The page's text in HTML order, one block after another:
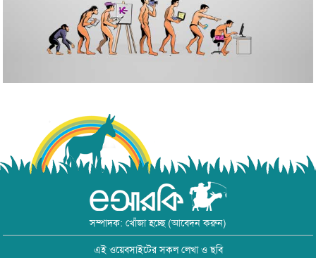
সম্পাদক: খোঁজা হচ্ছে (আবেদন করুন)
এই ওয়েবসাইটের সকল লেখা ও ছবি